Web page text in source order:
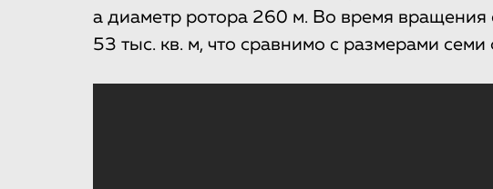
а диаметр ротора 260 м. Во время вращения
53 тыс. кв. м, что сравнимо с размерами